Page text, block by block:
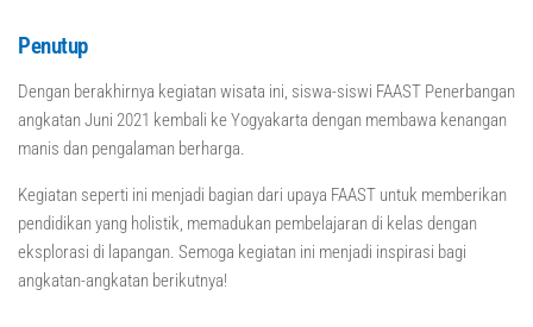
Penutup
Dengan berakhirnya kegiatan wisata ini, siswa-siswi FAAST Penerbangan
angkatan Juni 2021 kembali ke Yogyakarta dengan membawa kenangan
manis dan pengalaman berharga.
Kegiatan seperti ini menjadi bagian dari upaya FAAST untuk memberikan
pendidikan yang holistik, memadukan pembelajaran di kelas dengan
eksplorasi di lapangan. Semoga kegiatan ini menjadi inspirasi bagi
angkatan-angkatan berikutnya!